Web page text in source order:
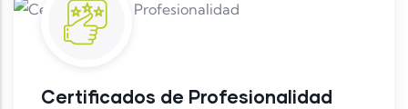
Certificados de Profesionalidad